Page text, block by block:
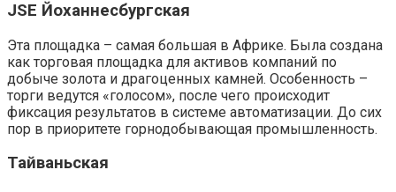
JSE Йоханнесбургская
Эта площадка – самая большая в Африке. Была создана
как торговая площадка для активов компаний по
добыче золота и драгоценных камней. Особенность –
торги ведутся «голосом», после чего происходит
фиксация результатов в системе автоматизации. До сих
пор в приоритете горнодобывающая промышленность.
Тайваньская